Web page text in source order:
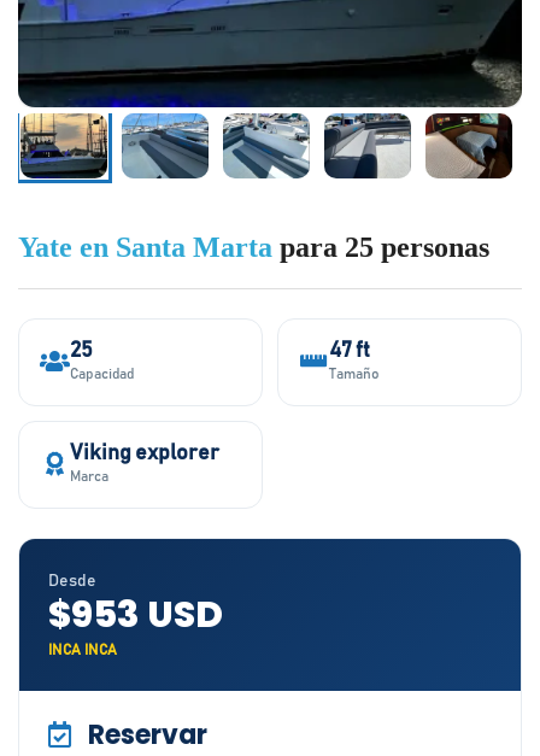
Yate en Santa Marta para 25 personas
25
Capacidad
47 ft
Tamaño
Viking explorer
Marca
Desde
$953 USD
INCA INCA
Reservar